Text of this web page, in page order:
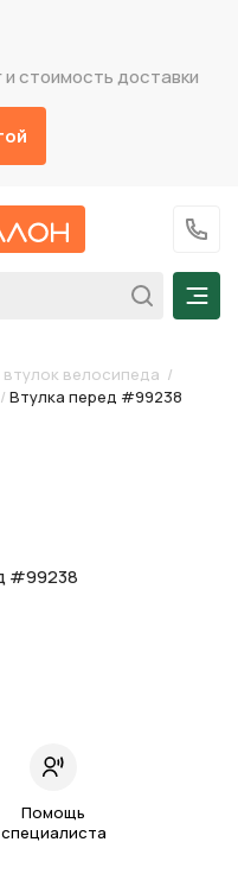
стоимость доставки
+7
велосипеда /
/ Втулка перед #99238
Помощь
специалиста